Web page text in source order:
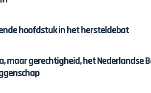
hoofdstuk in het hersteldebat
maar gerechtigheid, het Nederlandse